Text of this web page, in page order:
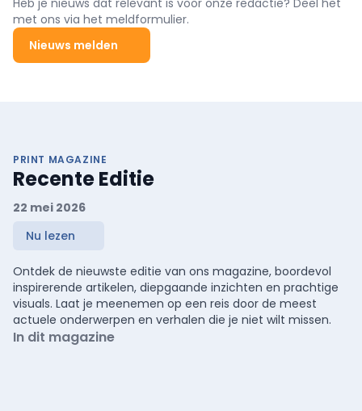
Heb je nieuws dat relevant is voor onze redactie? Deel het
met ons via het meldformulier.
Nieuws melden
PRINT MAGAZINE
Recente Editie
22 mei 2026
Nu lezen
Ontdek de nieuwste editie van ons magazine, boordevol
inspirerende artikelen, diepgaande inzichten en prachtige
visuals. Laat je meenemen op een reis door de meest
actuele onderwerpen en verhalen die je niet wilt missen.
In dit magazine